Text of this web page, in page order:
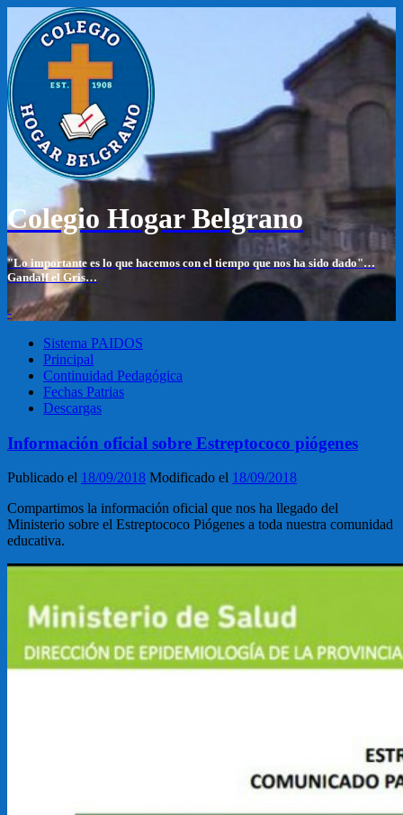
Colegio Hogar Belgrano
"Lo importante es lo que hacemos con el tiempo que nos ha sido dado"…
Gandalf el Gris…
-
Sistema PAIDOS
Principal
Continuidad Pedagógica
Fechas Patrias
Descargas
Información oficial sobre Estreptococo piógenes
Publicado el 18/09/2018 Modificado el 18/09/2018
Compartimos la información oficial que nos ha llegado del
Ministerio sobre el Estreptococo Piógenes a toda nuestra comunidad
educativa.